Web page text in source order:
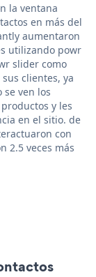
la ventana
en más del
aumentaron
utilizando powr
slider como
clientes, ya
ven los
y les
en el sitio. de
con
2.5 veces más